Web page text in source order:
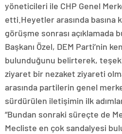
yöneticileri ile CHP Genel
etti.Heyetler arasında basına
görüşme sonrası açıklamada
Başkanı Özel, DEM Parti’nin
bulunduğunu belirterek,
ziyaret bir nezaket ziyareti
arasında partilerin genel
sürdürülen iletişimin ilk
“Bundan sonraki süreçte de
Mecliste en çok sandalyesi